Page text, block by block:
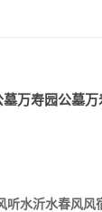
墓万寿园公墓万
水沂水春风